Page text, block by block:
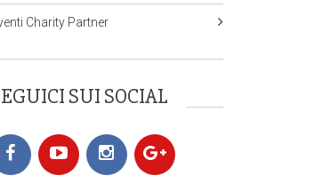
Charity Partner
SUI SOCIAL